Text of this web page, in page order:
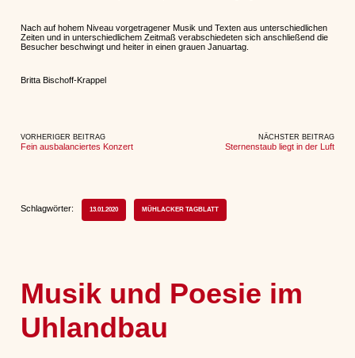
Nach auf hohem Niveau vorgetragener Musik und Texten aus unterschiedlichen
Zeiten und in unterschiedlichem Zeitmaß verabschiedeten sich anschließend die
Besucher beschwingt und heiter in einen grauen Januartag.
Britta Bischoff-Krappel
VORHERIGER BEITRAG
Fein ausbalanciertes Konzert
NÄCHSTER BEITRAG
Sternenstaub liegt in der Luft
Schlagwörter: 13.01.2020 MÜHLACKER TAGBLATT
Musik und Poesie im
Uhlandbau